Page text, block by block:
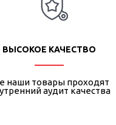
ВЫСОКОЕ КАЧЕСТВО
наши товары проходят
аудит качества